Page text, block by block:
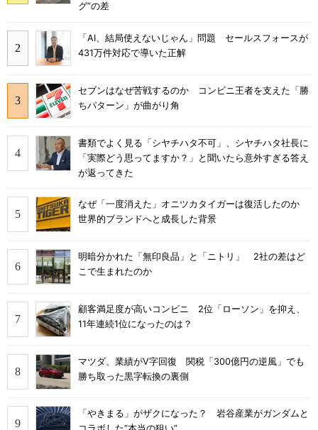
グ”の差
「AI、結局使えないじゃん」問題 セールスフォースが
431万件対応で導いた正解
セブンはなぜ苦戦するのか コンビニ王者を支えた「勝
ちパターン」が曲がり角
書類でよく見る「シヤチハタ不可」、シヤチハタ社長に
「実際どう思ってますか？」と聞いたら意外すぎる答え
が返ってきた
なぜ「一度消えた」オニツカタイガーは復活したのか
世界的ブランドへと成長した背景
明暗分かれた「無印良品」と「ニトリ」 2社の差はど
こで生まれたのか
顧客満足度が高いコンビニ 2位「ローソン」を抑え、
11年連続1位になったのは？
マツダ、業績がV字回復 関税「300億円の逆風」でも
勝ち取った黒字転換の裏側
「やきまる」がザクになった？ 岩谷産業がガンダムと